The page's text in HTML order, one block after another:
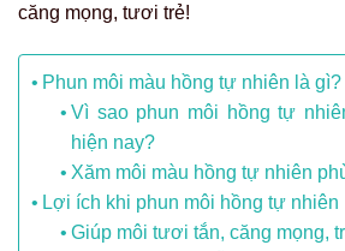
căng mọng, tươi trẻ!
Phun môi màu hồng tự nhiên là gì?
Vì sao phun môi hồng tự
hiện nay?
Xăm môi màu hồng tự nhiên
Lợi ích khi phun môi hồng tự nhiên
Giúp môi tươi tắn, căng mọng,